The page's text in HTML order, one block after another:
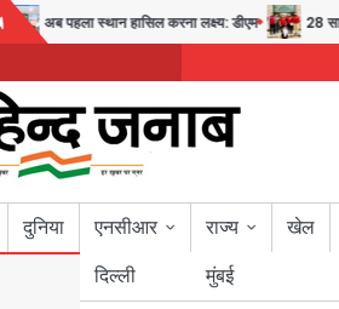
अब पहला स्थान हासिल करना लक्ष्य: डीएम 28 साल
दुनिया
एनसीआर
दिल्ली
राज्य
मुंबई
खेल